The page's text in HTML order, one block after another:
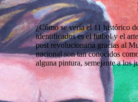
¿Cómo se vería el 11 histórico
identificados es el futbol y el
post revolucionaria gracias al
nacional son tan conocidos
alguna pintura, semejante a los